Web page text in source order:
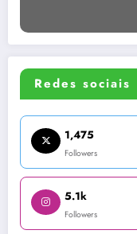
Redes sociais
1,475
Followers
5.1k
Followers